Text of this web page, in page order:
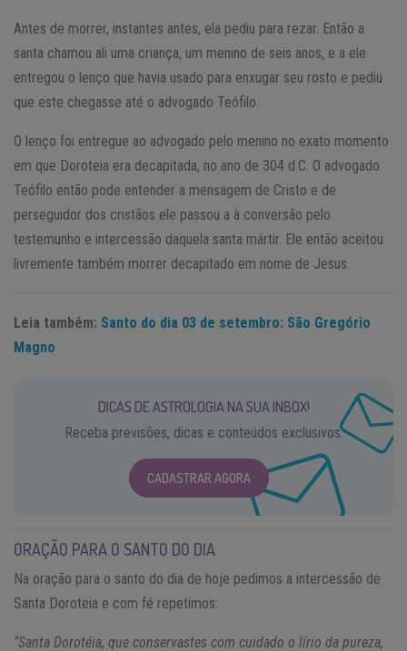
Antes de morrer, instantes antes, ela pediu para rezar. Então a
santa chamou ali uma criança, um menino de seis anos, e a ele
entregou o lenço que havia usado para enxugar seu rosto e pediu
que este chegasse até o advogado Teófilo.
O lenço foi entregue ao advogado pelo menino no exato momento
em que Doroteia era decapitada, no ano de 304 d.C. O advogado
Teófilo então pode entender a mensagem de Cristo e de
perseguidor dos cristãos ele passou a à conversão pelo
testemunho e intercessão daquela santa mártir. Ele então aceitou
livremente também morrer decapitado em nome de Jesus.
Leia também: Santo do dia 03 de setembro: São Gregório
Magno
DICAS DE ASTROLOGIA NA SUA INBOX!
Receba previsões, dicas e conteúdos exclusivos.
CADASTRAR AGORA
ORAÇÃO PARA O SANTO DO DIA
Na oração para o santo do dia de hoje pedimos a intercessão de
Santa Doroteia e com fé repetimos:
“Santa Dorotéia, que conservastes com cuidado o lírio da pureza,